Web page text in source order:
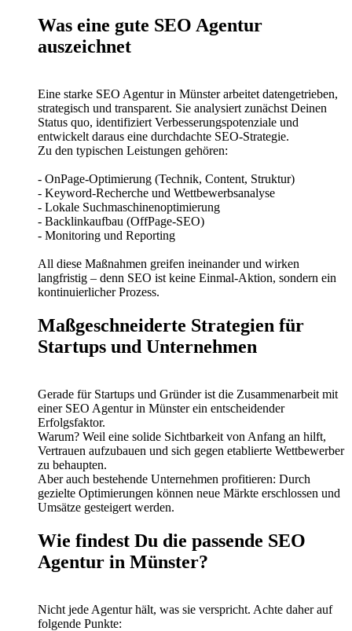
Was eine gute SEO Agentur
auszeichnet
Eine starke SEO Agentur in Münster arbeitet datengetrieben,
strategisch und transparent. Sie analysiert zunächst Deinen
Status quo, identifiziert Verbesserungspotenziale und
entwickelt daraus eine durchdachte SEO-Strategie.
Zu den typischen Leistungen gehören:
- OnPage-Optimierung (Technik, Content, Struktur)
- Keyword-Recherche und Wettbewerbsanalyse
- Lokale Suchmaschinenoptimierung
- Backlinkaufbau (OffPage-SEO)
- Monitoring und Reporting
All diese Maßnahmen greifen ineinander und wirken
langfristig – denn SEO ist keine Einmal-Aktion, sondern ein
kontinuierlicher Prozess.
Maßgeschneiderte Strategien für
Startups und Unternehmen
Gerade für Startups und Gründer ist die Zusammenarbeit mit
einer SEO Agentur in Münster ein entscheidender
Erfolgsfaktor.
Warum? Weil eine solide Sichtbarkeit von Anfang an hilft,
Vertrauen aufzubauen und sich gegen etablierte Wettbewerber
zu behaupten.
Aber auch bestehende Unternehmen profitieren: Durch
gezielte Optimierungen können neue Märkte erschlossen und
Umsätze gesteigert werden.
Wie findest Du die passende SEO
Agentur in Münster?
Nicht jede Agentur hält, was sie verspricht. Achte daher auf
folgende Punkte: